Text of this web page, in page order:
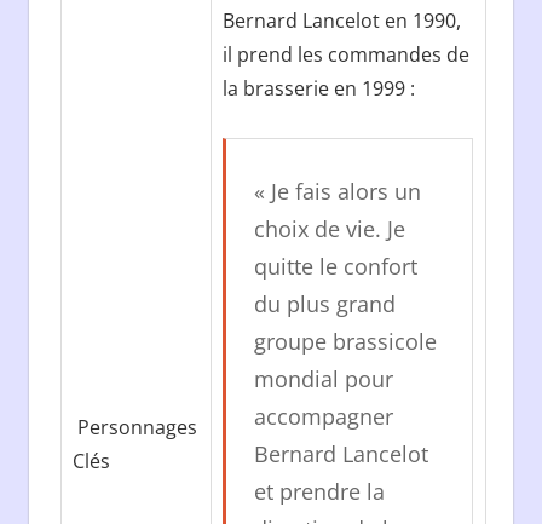
Personnages
Clés
Bernard Lancelot en 1990,
il prend les commandes de
la brasserie en 1999 :
« Je fais alors un
choix de vie. Je
quitte le confort
du plus grand
groupe brassicole
mondial pour
accompagner
Bernard Lancelot
et prendre la